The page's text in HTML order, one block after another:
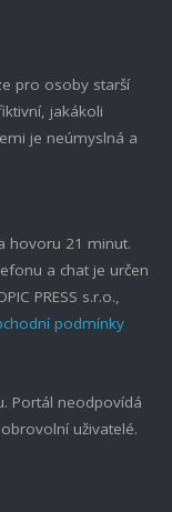
pro osoby starší
jakákoli
je neúmyslná a
hovoru 21 minut.
a chat je určen
PRESS s.r.o.,
podmínky
Portál neodpovídá
uživatelé.